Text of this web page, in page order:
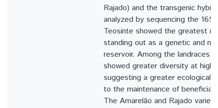
Rajado) and the transgenic
analyzed by sequencing the 16S
Teosinte showed the greatest
standing out as a genetic and
reservoir. Among the landraces,
showed greater diversity at
suggesting a greater ecological
to the maintenance of beneficial
The Amarelão and Rajado